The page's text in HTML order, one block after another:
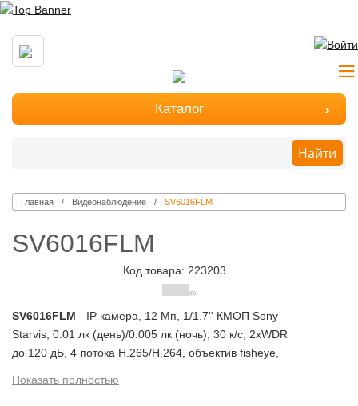
Каталог
Найти
Главная Видеонаблюдение SV6016FLM
SV6016FLM
Код товара: 223203
(0)
SV6016FLM - IP камера, 12 Мп, 1/1.7'' КМОП Sony
Starvis, 0.01 лк (день)/0.005 лк (ночь), 30 к/с, 2xWDR
до 120 дБ, 4 потока H.265/Н.264, объектив fisheye,
искажений Hardware Dewarping,
Показать полностью